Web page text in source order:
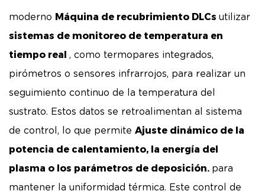
moderno Máquina de recubrimiento DLCs utilizar
sistemas de monitoreo de temperatura en
tiempo real , como termopares integrados,
pirómetros o sensores infrarrojos, para realizar un
seguimiento continuo de la temperatura del
sustrato. Estos datos se retroalimentan al sistema
de control, lo que permite Ajuste dinámico de la
potencia de calentamiento, la energía del
plasma o los parámetros de deposición. para
mantener la uniformidad térmica. Este control de